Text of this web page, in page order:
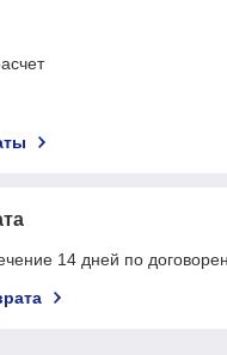
14 дней по